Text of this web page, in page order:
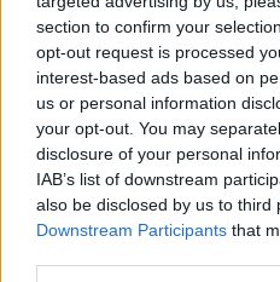
section to confirm your
opt-out request is processed
interest-based ads based on
us or personal information
your opt-out. You may
disclosure of your personal
IAB’s list of downstream
also be disclosed by us to third
Downstream Participants that
baigėsi nesėkmingai:
Žinios | Pasaulis
Kentukio valstijoje
audrą sužalotas kūdikis
Žinios | Pasaulis